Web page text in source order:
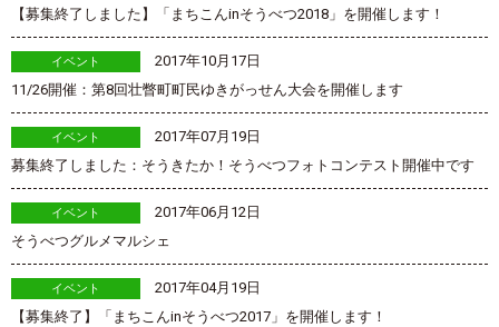
【募集終了しました】「まちこんinそうべつ2018」を開催します！
イベント
2017年10月17日
11/26開催：第8回壮瞥町町民ゆきがっせん大会を開催します
イベント
2017年07月19日
募集終了しました：そうきたか！そうべつフォトコンテスト開催中です
イベント
2017年06月12日
そうべつグルメマルシェ
イベント
2017年04月19日
【募集終了】「まちこんinそうべつ2017」を開催します！